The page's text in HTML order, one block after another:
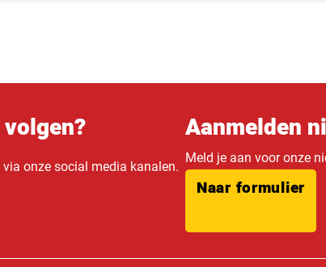
onze social media kanalen.
Aanmelden
Meld je aan voor onze
Naar formulier